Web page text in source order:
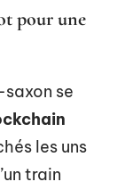
pour une
se
les uns
train